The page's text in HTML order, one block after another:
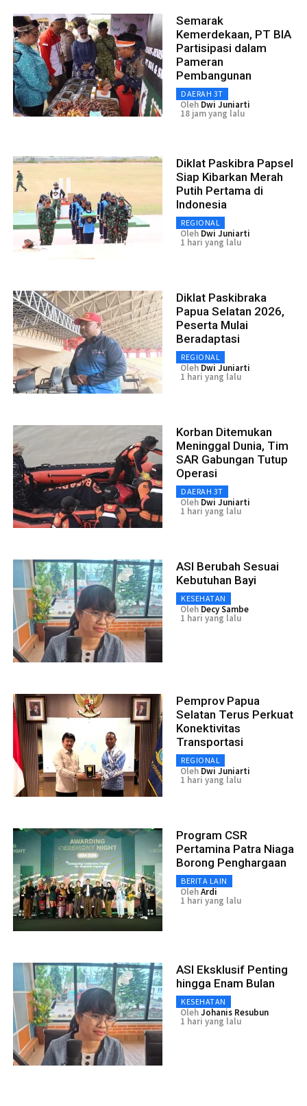
Semarak
Kemerdekaan, PT BIA
Partisipasi dalam
Pameran
Pembangunan
DAERAH 3T
Oleh Dwi Juniarti
18 jam yang lalu
Diklat Paskibra Papsel
Siap Kibarkan Merah
Putih Pertama di
Indonesia
REGIONAL
Oleh Dwi Juniarti
1 hari yang lalu
Diklat Paskibraka
Papua Selatan 2026,
Peserta Mulai
Beradaptasi
REGIONAL
Oleh Dwi Juniarti
1 hari yang lalu
Korban Ditemukan
Meninggal Dunia, Tim
SAR Gabungan Tutup
Operasi
DAERAH 3T
Oleh Dwi Juniarti
1 hari yang lalu
ASI Berubah Sesuai
Kebutuhan Bayi
KESEHATAN
Oleh Decy Sambe
1 hari yang lalu
Pemprov Papua
Selatan Terus Perkuat
Konektivitas
Transportasi
REGIONAL
Oleh Dwi Juniarti
1 hari yang lalu
Program CSR
Pertamina Patra Niaga
Borong Penghargaan
BERITA LAIN
OlehArdi
1 hari yang lalu
ASI Eksklusif Penting
hingga Enam Bulan
KESEHATAN
OlehJohanis Resubun
1 hari yang lalu